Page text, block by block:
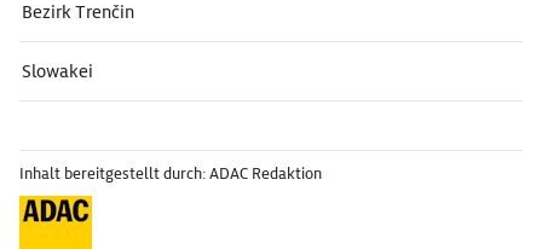
Bezirk Trenčin
Slowakei
Inhalt bereitgestellt durch: ADAC Redaktion